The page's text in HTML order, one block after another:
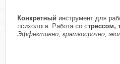
Конкретный инструмент для
психолога. Работа со стрессом,
Эффективно, краткосрочно,